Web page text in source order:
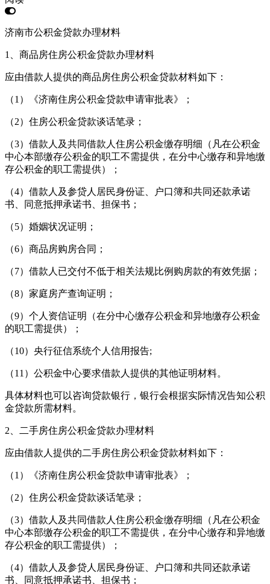
济南市公积金贷款办理材料
1、商品房住房公积金贷款办理材料
应由借款人提供的商品房住房公积金贷款材料如下：
（1）《济南住房公积金贷款申请审批表》；
（2）住房公积金贷款谈话笔录；
（3）借款人及共同借款人住房公积金缴存明细（凡在公积金
中心本部缴存公积金的职工不需提供，在分中心缴存和异地缴
存公积金的职工需提供）；
（4）借款人及参贷人居民身份证、户口簿和共同还款承诺
书、同意抵押承诺书、担保书；
（5）婚姻状况证明；
（6）商品房购房合同；
（7）借款人已交付不低于相关法规比例购房款的有效凭据；
（8）家庭房产查询证明；
（9）个人资信证明（在分中心缴存公积金和异地缴存公积金
的职工需提供）；
（10）央行征信系统个人信用报告;
（11）公积金中心要求借款人提供的其他证明材料。
具体材料也可以咨询贷款银行，银行会根据实际情况告知公积
金贷款所需材料。
2、二手房住房公积金贷款办理材料
应由借款人提供的二手房住房公积金贷款材料如下：
（1）《济南住房公积金贷款申请审批表》；
（2）住房公积金贷款谈话笔录；
（3）借款人及共同借款人住房公积金缴存明细（凡在公积金
中心本部缴存公积金的职工不需提供，在分中心缴存和异地缴
存公积金的职工需提供）；
（4）借款人及参贷人居民身份证、户口簿和共同还款承诺
书、同意抵押承诺书、担保书；